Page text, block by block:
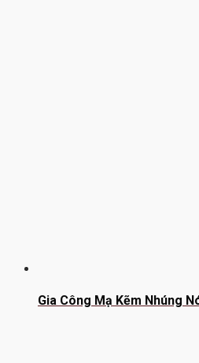
Gia Công Mạ Kẽm Nhúng